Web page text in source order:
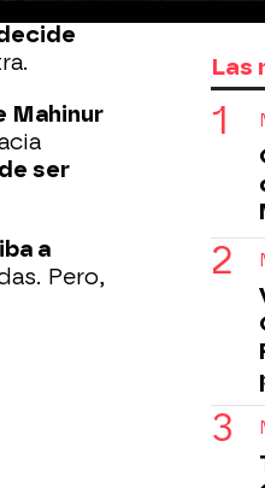
Mahinur
ser
a
Pero,
Las